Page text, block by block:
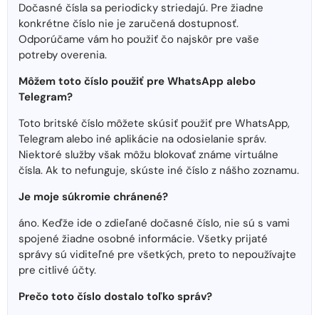
Dočasné čísla sa periodicky striedajú. Pre žiadne
konkrétne číslo nie je zaručená dostupnosť.
Odporúčame vám ho použiť čo najskôr pre vaše
potreby overenia.
Môžem toto číslo použiť pre WhatsApp alebo
Telegram?
Toto britské číslo môžete skúsiť použiť pre WhatsApp,
Telegram alebo iné aplikácie na odosielanie správ.
Niektoré služby však môžu blokovať známe virtuálne
čísla. Ak to nefunguje, skúste iné číslo z nášho zoznamu.
Je moje súkromie chránené?
áno. Keďže ide o zdieľané dočasné číslo, nie sú s vami
spojené žiadne osobné informácie. Všetky prijaté
správy sú viditeľné pre všetkých, preto to nepoužívajte
pre citlivé účty.
Prečo toto číslo dostalo toľko správ?